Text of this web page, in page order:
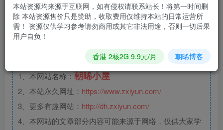
文章版权声
明
1、本网站名称：朝晞小屋
2、本站永久网址： https://www.zxiyun.com/
3、更多有趣网站： http://dh.zxiyun.com/
4、本网站的文章部分内容可能来源于网络，仅供大家学
本站资源均来源于互联网，如有侵权请联系站长！将第一时间删
除 本站资源售价只是赞助，收取费用仅维持本站的日常运营所
需！ 资源仅供学习参考请勿商用或其它非法用途，否则一切后果
用户自负！
香港 2核2G 9.9元/月 朝晞博客